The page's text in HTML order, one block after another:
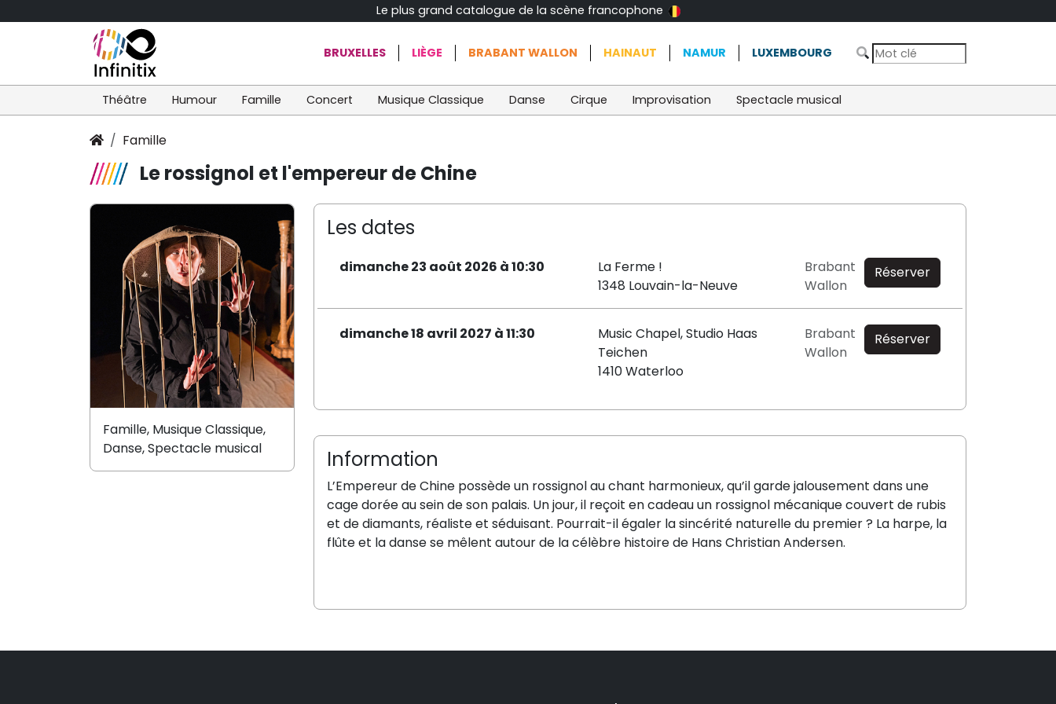
Le plus grand catalogue de la scène francophone
BRUXELLES LIÈGE BRABANT WALLON HAINAUT NAMUR LUXEMBOURG
Théâtre Humour Famille Concert Musique Classique Danse Cirque Improvisation Spectacle musical
Famille
Le rossignol et l'empereur de Chine
Les dates
dimanche 23 août 2026 à 10:30
La Ferme !
1348 Louvain-la-Neuve
Brabant
Wallon
Réserver
dimanche 18 avril 2027 à 11:30
Music Chapel, Studio Haas
Teichen
1410 Waterloo
Brabant
Wallon
Réserver
Information
L’Empereur de Chine possède un rossignol au chant harmonieux, qu’il garde jalousement dans une
cage dorée au sein de son palais. Un jour, il reçoit en cadeau un rossignol mécanique couvert de rubis
et de diamants, réaliste et séduisant. Pourrait-il égaler la sincérité naturelle du premier ? La harpe, la
flûte et la danse se mêlent autour de la célèbre histoire de Hans Christian Andersen.
Famille, Musique Classique,
Danse, Spectacle musical